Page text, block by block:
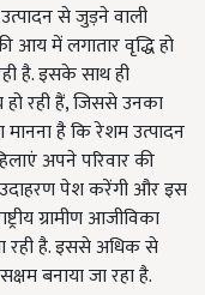
से जुड़ने वाली
आय में लगातार वृद्धि हो
है. इसके साथ ही
हो रही हैं, जिससे उनका
है कि रेशम उत्पादन
अपने परिवार की
पेश करेंगी और इस
ग्रामीण आजीविका
रही है. इससे अधिक से
बनाया जा रहा है.